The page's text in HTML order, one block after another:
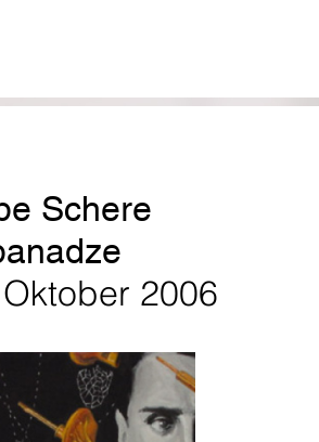
Schere
2006